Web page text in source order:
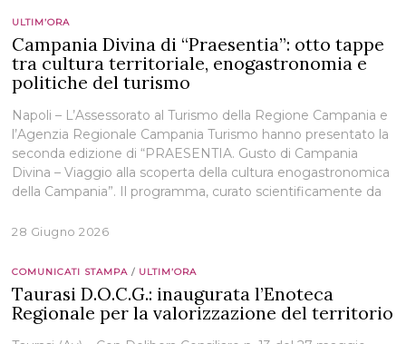
ULTIM’ORA
Campania Divina di “Praesentia”: otto tappe
tra cultura territoriale, enogastronomia e
politiche del turismo
Napoli – L’Assessorato al Turismo della Regione Campania e
l’Agenzia Regionale Campania Turismo hanno presentato la
seconda edizione di “PRAESENTIA. Gusto di Campania
Divina – Viaggio alla scoperta della cultura enogastronomica
della Campania”. Il programma, curato scientificamente da
28 Giugno 2026
COMUNICATI STAMPA / ULTIM’ORA
Taurasi D.O.C.G.: inaugurata l’Enoteca
Regionale per la valorizzazione del territorio